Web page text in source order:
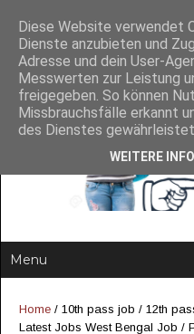
Home / 10th pass job / 12th
Latest Jobs West Bengal Job /
Diese Website verwendet
Dienste anzubieten und
Adresse und dein User-
Messwerten zur Leistung
freigegeben. So können
Missbrauchsfälle erkannt
des Dienstes
WEITERE